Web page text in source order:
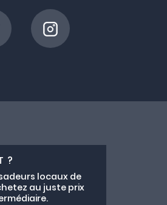
?
locaux de
au juste prix